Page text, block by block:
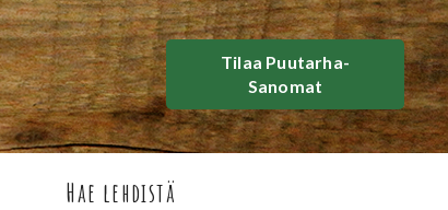
Tilaa Puutarha-
Sanomat
Hae lehdistä